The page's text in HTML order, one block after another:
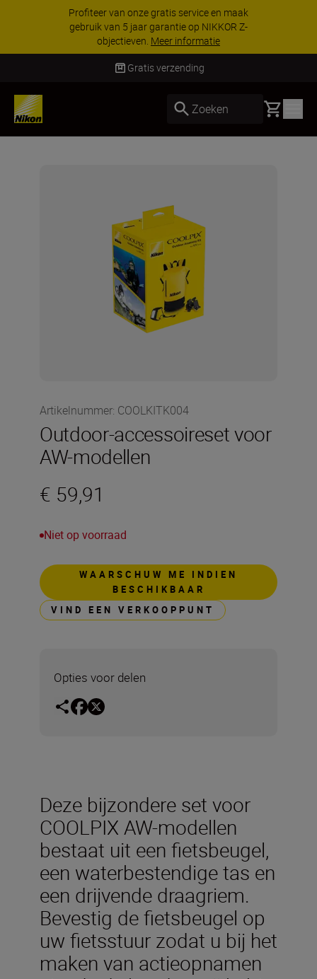
Profiteer van onze gratis service en maak
gebruik van 5 jaar garantie op NIKKOR Z-
objectieven. Meer informatie
Gratis verzending
Zoeken Basket
Artikelnummer: COOLKITK004
Outdoor-accessoireset voor
AW-modellen
€ 59,91
Niet op voorraad
WAARSCHUW ME INDIEN
BESCHIKBAAR
VIND EEN VERKOOPPUNT
Opties voor delen
Deze bijzondere set voor
COOLPIX AW-modellen
bestaat uit een fietsbeugel,
een waterbestendige tas en
een drijvende draagriem.
Bevestig de fietsbeugel op
uw fietsstuur zodat u bij het
maken van actieopnamen